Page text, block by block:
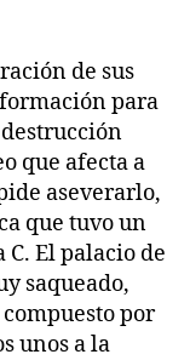
de sus
para
que afecta a
aseverarlo,
que tuvo un
C. El palacio de
saqueado,
por
unos a la